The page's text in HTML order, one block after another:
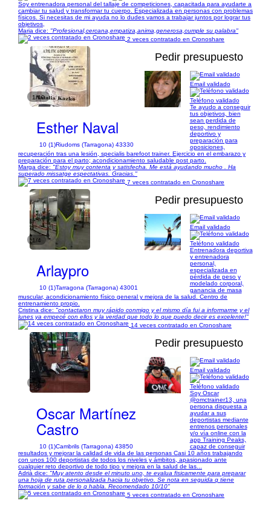
Soy entrenadora personal del tallaje de competiciones, capacitada para ayudarte a
cambiar tu salud y transformar tu cuerpo. Especializada en personas con problemas
físicos. Si necesitas de mi ayuda no lo dudes vamos a trabajar juntos por lograr tus
objetivos,
Maria dice: "Profesional,cercana,empatiza,anima,generosa,cumple su palabra"
2 veces contratado en Cronoshare
1/10
Pedir presupuesto
Esther Naval
10 (1)Riudoms (Tarragona) 43330
Email validado
Teléfono validado
Te ayudo a conseguir
tus objetivos, bien
sean perdida de
peso, rendimiento
deportivo y
preparación para
oposiciones,
recuperación tras una lesión, specialis barefoot trainer. Ejercicio en el embarazo y
preparación para el parto; acondicionamiento saludable post parto.
Marga dice: "Estoy muy contenta y satisfecha. Me está ayudando mucho . Ha
superado missatge espectativas. Gracias."
7 veces contratado en Cronoshare
1/4
Pedir presupuesto
Arlaypro
10 (1)Tarragona (Tarragona) 43001
Email validado
Teléfono validado
Entrenadora deportiva
y entrenadora
personal,
especializada en
pérdida de peso y
modelado corporal,
ganancia de masa
muscular, acondicionamiento físico general y mejora de la salud. Centro de
entrenamiento propio.
Cristina dice: "contactaron muy rápido conmigo y el mismo día fui a informarme y el
lunes ya empecé con ellos y la verdad que todo lo que puedo decir es excelente!"
14 veces contratado en Cronoshare
1/2
Pedir presupuesto
Oscar Martínez
Castro
10 (1)Cambrils (Tarragona) 43850
Email validado
Teléfono validado
Soy Oscar
@omctrainer13, una
persona dispuesta a
ayudar a sus
deportistas mediante
entrenos personales
y/o vía online con la
app Training Peaks,
capaz de conseguir
resultados y mejorar la calidad de vida de las personas Casi 10 años trabajando
con unos 100 deportistas de todos los niveles y ámbitos, apasionado ante
cualquier reto deportivo de todo tipo y mejora en la salud de las...
Adrià dice: "Muy atento desde el minuto uno, te evalua fisicamente para preparar
una hoja de ruta personalizada hacia tu objetivo. Se nota en seguida q tiene
formación y sabe de lo q habla. Recomendado 10/10"
5 veces contratado en Cronoshare